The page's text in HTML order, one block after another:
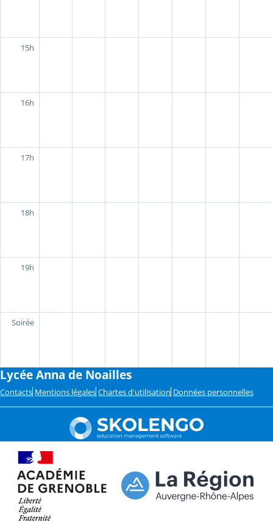
15h
16h
17h
18h
19h
Soirée
Lycée Anna de Noailles
Contacts Mentions légales Chartes d'utilisation Données personnelles